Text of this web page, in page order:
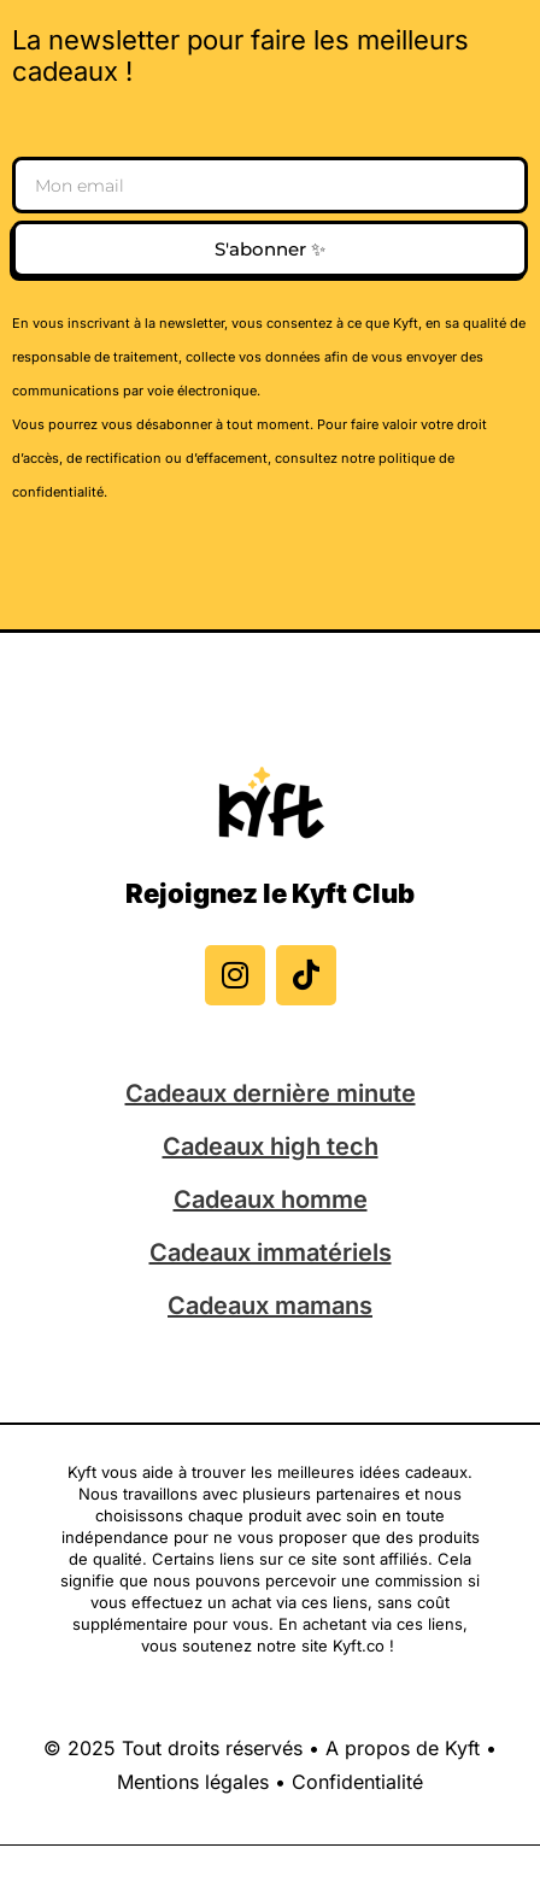
La newsletter pour faire les meilleurs
cadeaux !
Email
S'abonner ✨
En vous inscrivant à la newsletter, vous consentez à ce que Kyft, en sa qualité de
responsable de traitement, collecte vos données afin de vous envoyer des
communications par voie électronique.
Vous pourrez vous désabonner à tout moment. Pour faire valoir votre droit
d’accès, de rectification ou d’effacement, consultez notre politique de
confidentialité.
Rejoignez le Kyft Club
n
s
t
r
a
m
i
k
t
Cadeaux dernière minute
Cadeaux high tech
Cadeaux homme
Cadeaux immatériels
Cadeaux mamans
Kyft vous aide à trouver les meilleures idées cadeaux.
Nous travaillons avec plusieurs partenaires et nous
choisissons chaque produit avec soin en toute
indépendance pour ne vous proposer que des produits
de qualité. Certains liens sur ce site sont affiliés. Cela
signifie que nous pouvons percevoir une commission si
vous effectuez un achat via ces liens, sans coût
supplémentaire pour vous. En achetant via ces liens,
vous soutenez notre site Kyft.co !
© 2025 Tout droits réservés • A propos de Kyft •
Mentions légales • Confidentialité